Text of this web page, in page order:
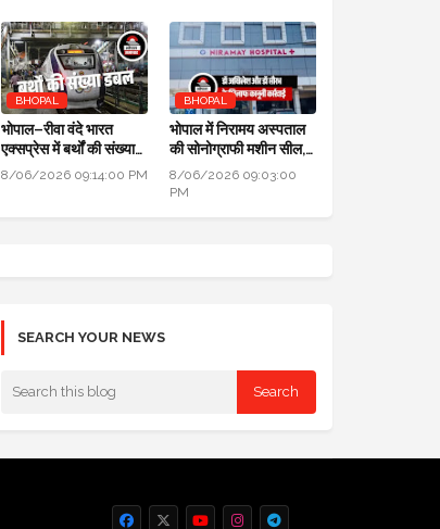
BHOPAL
भोपाल–रीवा वंदे भारत
एक्सप्रेस में बर्थों की संख्या
डबल से ज्यादा हुई
8/06/2026 09:14:00 PM
BHOPAL
भोपाल में निरामय अस्पताल
की सोनोग्राफी मशीन सील,
सीएमएचओ ने की कार्यवाही
8/06/2026 09:03:00
PM
SEARCH YOUR NEWS